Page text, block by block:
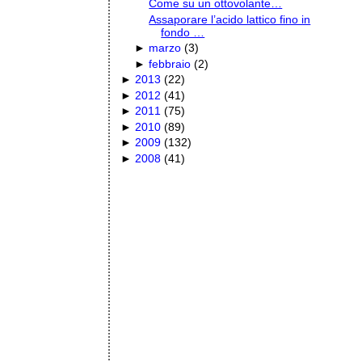
Come su un ottovolante…
Assaporare l’acido lattico fino in
fondo …
► marzo (3)
►febbraio (2)
►2013 (22)
► 2012 (41)
►2011 (75)
► 2010 (89)
►2009 (132)
► 2008 (41)